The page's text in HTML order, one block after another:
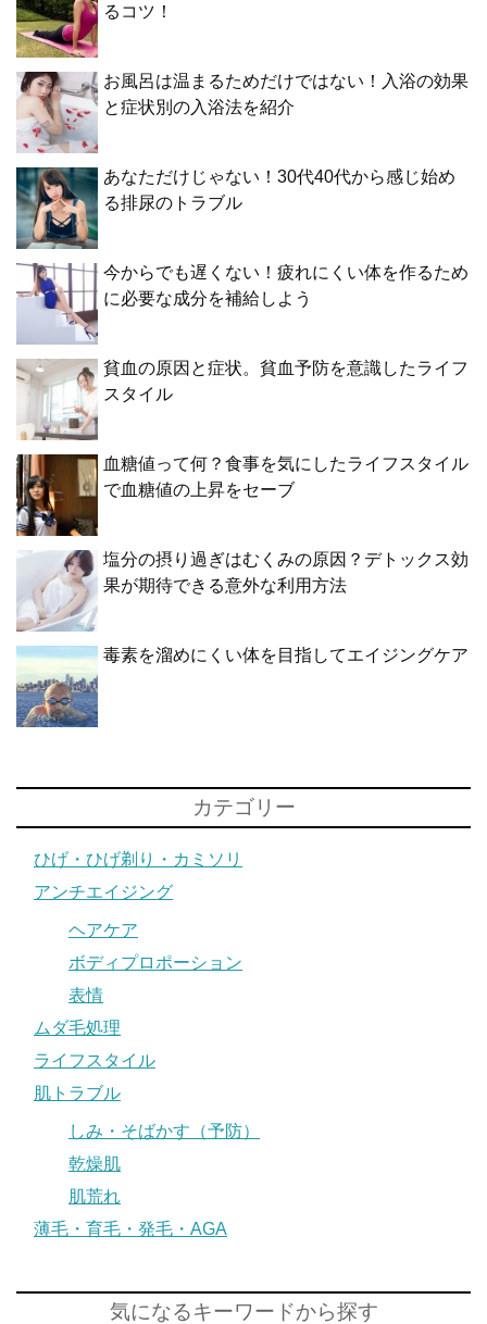
るコツ！
お風呂は温まるためだけではない！入浴の効果
と症状別の入浴法を紹介
あなただけじゃない！30代40代から感じ始め
る排尿のトラブル
今からでも遅くない！疲れにくい体を作るため
に必要な成分を補給しよう
貧血の原因と症状。貧血予防を意識したライフ
スタイル
血糖値って何？食事を気にしたライフスタイル
で血糖値の上昇をセーブ
塩分の摂り過ぎはむくみの原因？デトックス効
果が期待できる意外な利用方法
毒素を溜めにくい体を目指してエイジングケア
カテゴリー
ひげ・ひげ剃り・カミソリ
アンチエイジング
ヘアケア
ボディプロポーション
表情
ムダ毛処理
ライフスタイル
肌トラブル
しみ・そばかす（予防）
乾燥肌
肌荒れ
薄毛・育毛・発毛・AGA
気になるキーワードから探す